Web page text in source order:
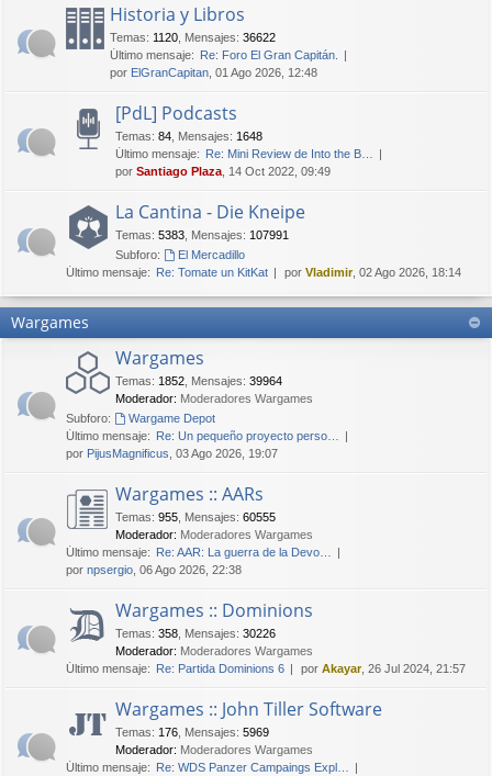
Historia y Libros
Temas: 1120 Mensajes: 36622
Último mensaje: Re: Foro El Gran Capitán.
por ElGranCapitan , 01 Ago 2026, 12:48
[PdL] Podcasts
Temas: 84 Mensajes: 1648
Último mensaje: Re: Mini Review de Into the B…
por Santiago Plaza , 14 Oct 2022, 09:49
La Cantina - Die Kneipe
Temas: 5383 Mensajes: 107991
Subforo:
El Mercadillo
Último mensaje: Re: Tomate un KitKat por Vladimir, 02 Ago 2026, 18:14
Wargames
Wargames
Temas: 1852 Mensajes: 39964
Moderador: Moderadores Wargames
Subforo:
Wargame Depot
Último mensaje: Re: Un pequeño proyecto perso…
por PijusMagnificus , 03 Ago 2026, 19:07
Wargames :: AARs
Temas: 955 Mensajes: 60555
Moderador: Moderadores Wargames
Último mensaje: Re: AAR: La guerra de la Devo…
por npsergio , 06 Ago 2026, 22:38
Wargames :: Dominions
Temas: 358 Mensajes: 30226
Moderador: Moderadores Wargames
Último mensaje: Re: Partida Dominions 6 por Akayar, 26 Jul 2024, 21:57
Wargames :: John Tiller Software
Temas: 176 Mensajes: 5969
Moderador: Moderadores Wargames
Último mensaje: Re: WDS Panzer Campaings Expl…